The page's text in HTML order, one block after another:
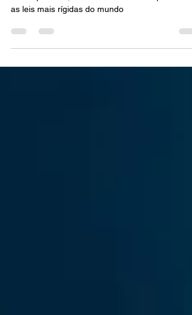
A postura política da banda voltou a gerar
as leis mais rígidas do mundo